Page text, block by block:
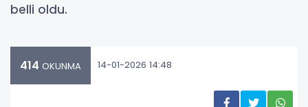
belli oldu.
414 OKUNMA 14-01-2026 14:48